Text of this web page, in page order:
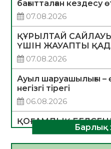
бағытталған кездесу
07.08.2026
ҚҰРЫЛТАЙ
ҮШІН ЖАУАПТЫ
07.08.2026
Ауыл шаруашылығы –
негізгі тірегі
06.08.2026
ҚОҒАМДЫҚ
ДАМУЫНЫҢ НЕГІЗІ
06.08.2026
Барлық